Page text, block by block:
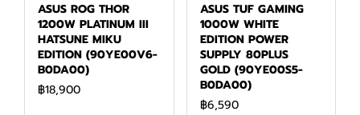
ASUS ROG THOR
1200W PLATINUM III
HATSUNE MIKU
EDITION (90YE00V6-
B0DA00)
฿18,900
ASUS TUF GAMING
1000W WHITE
EDITION POWER
SUPPLY 80PLUS
GOLD (90YE00S5-
B0DA00)
฿6,590